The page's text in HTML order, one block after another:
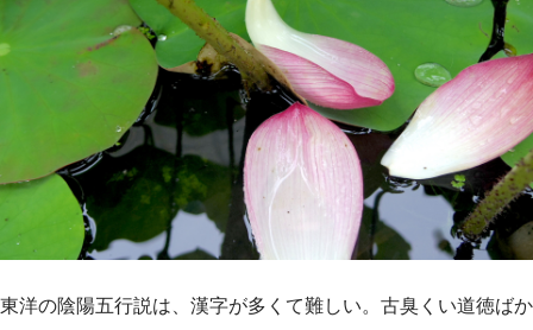
東洋の陰陽五行説は、漢字が多くて難しい。古臭くい道徳ばか